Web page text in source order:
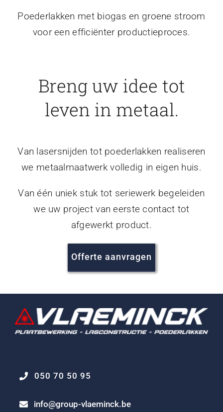
Poederlakken met biogas en groene stroom
voor een efficiënter productieproces.
Breng uw idee tot
leven in metaal.
Van lasersnijden tot poederlakken realiseren
we metaalmaatwerk volledig in eigen huis.
Van één uniek stuk tot seriewerk begeleiden
we uw project van eerste contact tot
afgewerkt product.
Offerte aanvragen
050 70 50 95
info@group-vlaeminck.be